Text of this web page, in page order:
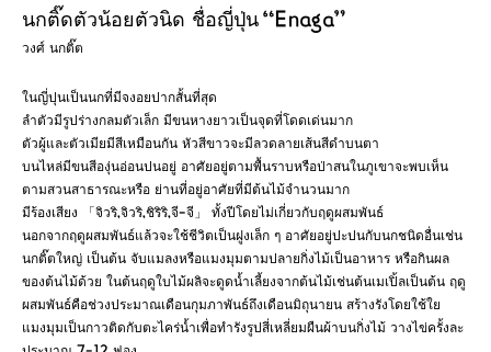
นกติ๊ดตัวน้อยตัวนิด ชื่อญี่ปุ่น “Enaga”
วงศ์ นกติ๊ต
ในญี่ปุนเป็นนกที่มีจงอยปากสั้นที่สุด
ลำตัวมีรูปร่างกลมตัวเล็ก มีขนหางยาวเป็นจุดที่โดดเด่นมาก
ตัวผู้และตัวเมียมีสีเหมือนกัน หัวสีขาวจะมีลวดลายเส้นสีดำบนตา
บนไหล่มีขนสีองุ่นอ่อนปนอยู่ อาศัยอยู่ตามพื้นราบหรือป่าสนในภูเขาจะพบเห็น
ตามสวนสาธารณะหรือ ย่านที่อยู่อาศัยที่มีต้นไม้จำนวนมาก
มีร้องเสียง 「จิวริ,จิวริ,ชิริริ,จี-จี」 ทั้งปีโดยไม่เกี่ยวกับฤดูผสมพันธ์
นอกจากฤดูผสมพันธ์แล้วจะใช้ชีวิตเป็นฝูงเล็ก ๆ อาศัยอยู่ปะปนกับนกชนิดอื่นเช่น
นกติ๊ตใหญ่ เป็นต้น จับแมลงหรือแมงมุมตามปลายกิ่งไม้เป็นอาหาร หรือกินผล
ของต้นไม้ด้วย ในต้นฤดูใบไม้ผลิจะดูดน้ำเลี้ยงจากต้นไม้เช่นต้นเมเปิ้ลเป็นต้น ฤดู
ผสมพันธ์คือช่วงประมาณเดือนกุมภาพันธ์ถึงเดือนมิถุนายน สร้างรังโดยใช้ใย
แมงมุมเป็นกาวติดกับตะไคร่น้ำเพื่อทำรังรูปสี่เหลี่ยมผืนผ้าบนกิ่งไม้ วางไข่ครั้งละ